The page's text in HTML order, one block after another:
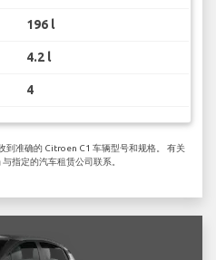
196 l
4.2 l
4
到准确的 Citroen C1 车辆型号和规格。 有关
指定的汽车租赁公司联系。